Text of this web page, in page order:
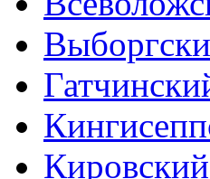
Кировский